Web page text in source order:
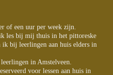
of een uur per week zijn.
les bij mij thuis in het pittoreske
bij leerlingen aan huis elders in
in Amstelveen.
voor lessen aan huis in